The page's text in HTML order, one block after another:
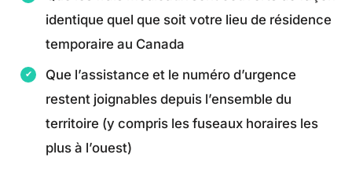
identique quel que soit votre lieu de résidence
temporaire au Canada
Que l’assistance et le numéro d’urgence
restent joignables depuis l’ensemble du
territoire (y compris les fuseaux horaires les
plus à l’ouest)